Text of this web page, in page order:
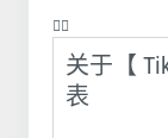
❤️‍🔥
关于【
表